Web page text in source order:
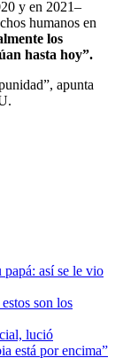
y en 2021–
humanos en
los
hasta hoy”.
apunta
papá: así se le vio
son los
lució
está por encima”